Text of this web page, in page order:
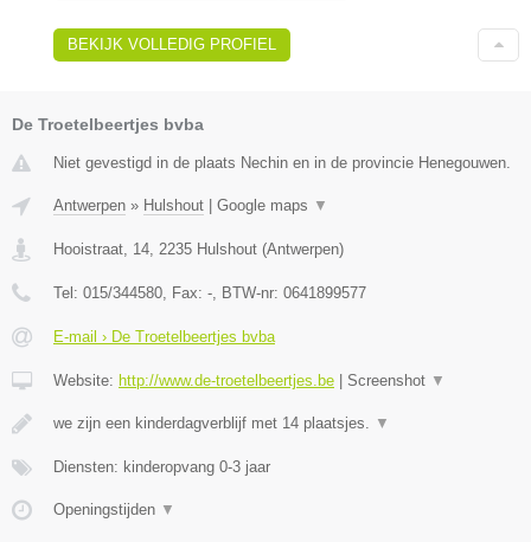
BEKIJK VOLLEDIG PROFIEL
De Troetelbeertjes bvba
Niet gevestigd in de plaats Nechin en in de provincie Henegouwen.
Antwerpen » Hulshout Google maps ▼
Hooistraat, 14 2235 Hulshout (Antwerpen)
Tel: 015/344580 , Fax: - , BTW-nr: 0641899577
E-mail › De Troetelbeertjes bvba
Website: http://www.de-troetelbeertjes.be Screenshot ▼
we zijn een kinderdagverblijf met 14 plaatsjes. ▼
Diensten: kinderopvang 0-3 jaar
Openingstijden ▼